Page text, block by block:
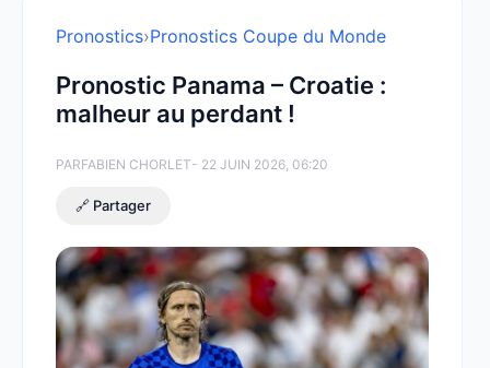
Pronostics›Pronostics Coupe du Monde
Pronostic Panama – Croatie :
malheur au perdant !
PARFABIEN CHORLET- 22 JUIN 2026, 06:20
🔗 Partager